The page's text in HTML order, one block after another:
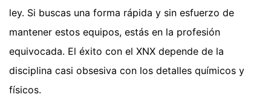
ley. Si buscas una forma rápida y sin esfuerzo de
mantener estos equipos, estás en la profesión
equivocada. El éxito con el XNX depende de la
disciplina casi obsesiva con los detalles químicos y
físicos.